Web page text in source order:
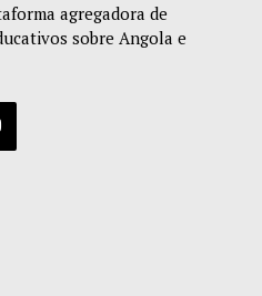
agregadora de
sobre Angola e